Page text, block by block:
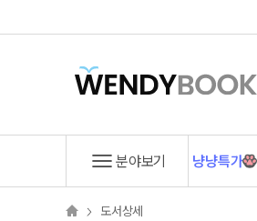
분야보기 냥냥특가
도서상세